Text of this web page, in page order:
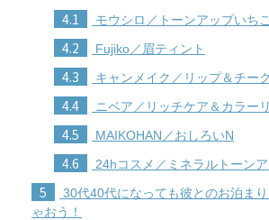
4.1 モウシロ／トーンアップいち
4.2 Fujiko／眉ティント
4.3 キャンメイク／リップ＆チー
4.4 ニベア／リッチケア＆カラー
4.5 MAIKOHAN／おしろいN
4.6 24hコスメ／ミネラルトーン
5
30代40代になっても彼とのお泊ま
ゃおう！